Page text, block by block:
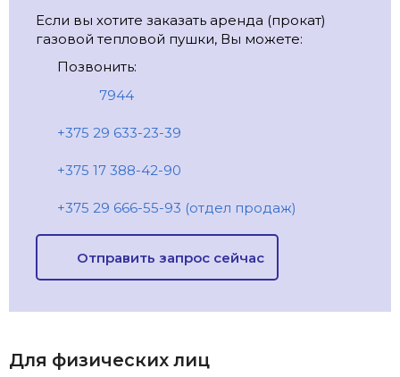
Если вы хотите заказать аренда (прокат)
газовой тепловой пушки, Вы можете:
Позвонить:
7944
+375 29 633-23-39
+375 17 388-42-90
+375 29 666-55-93 (отдел продаж)
Отправить запрос сейчас
Для физических лиц